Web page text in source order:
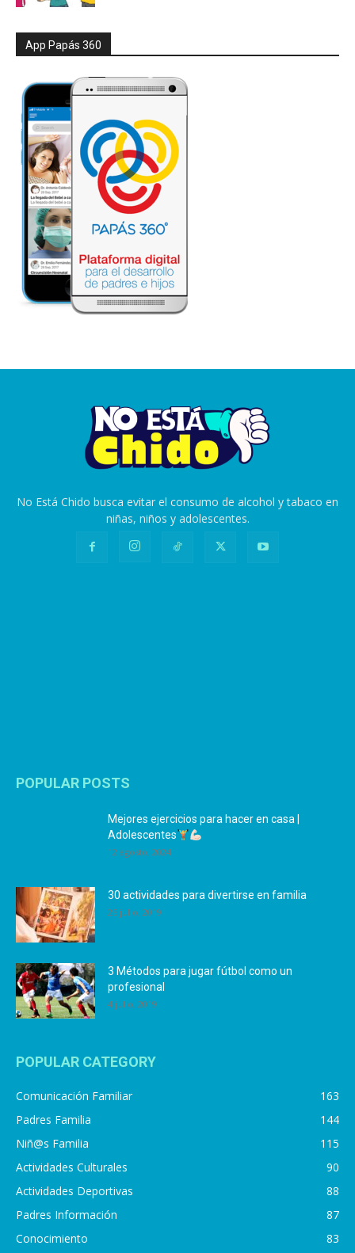
App Papás 360
No Está Chido busca evitar el consumo de alcohol y tabaco en
niñas, niños y adolescentes.
POPULAR POSTS
Mejores ejercicios para hacer en casa |
Adolescentes
12 agosto, 2024
30 actividades para divertirse en familia
25 julio, 2019
3 Métodos para jugar fútbol como un
profesional
4 julio, 2019
POPULAR CATEGORY
Comunicación Familiar
163
Padres Familia
144
Niñ@s Familia
115
Actividades Culturales
90
Actividades Deportivas
88
Padres Información
87
Conocimiento
83